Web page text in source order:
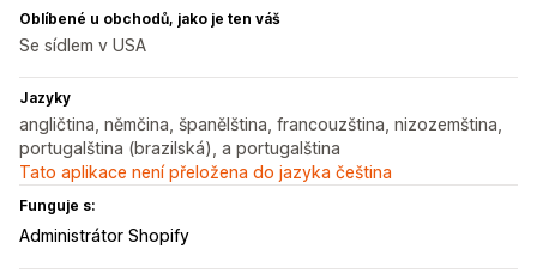
Oblíbené u obchodů, jako je ten váš
Se sídlem v USA
Jazyky
angličtina, němčina, španělština, francouzština, nizozemština,
portugalština (brazilská), a portugalština
Tato aplikace není přeložena do jazyka čeština
Funguje s:
Administrátor Shopify